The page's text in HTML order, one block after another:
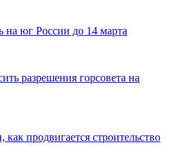
на юг России до 14 марта
разрешения горсовета на
продвигается строительство